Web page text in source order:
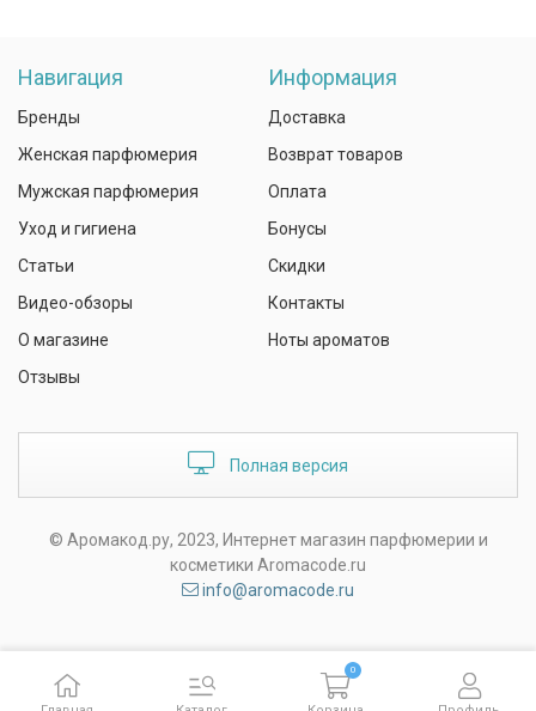
Навигация
Бренды
Женская парфюмерия
Мужская парфюмерия
Уход и гигиена
Статьи
Видео-обзоры
О магазине
Отзывы
Информация
Доставка
Возврат товаров
Оплата
Бонусы
Скидки
Контакты
Ноты ароматов
Полная версия
© Аромакод.ру, 2023, Интернет магазин парфюмерии и
косметики Aromacode.ru
info@aromacode.ru
0